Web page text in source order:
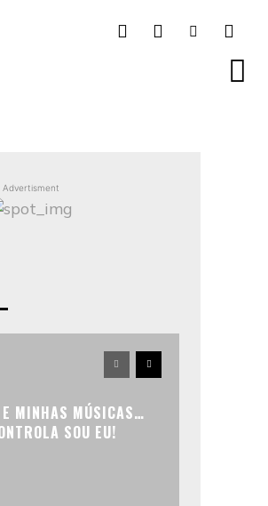
Advertisment
MINHAS MÚSICAS…
SOU EU!